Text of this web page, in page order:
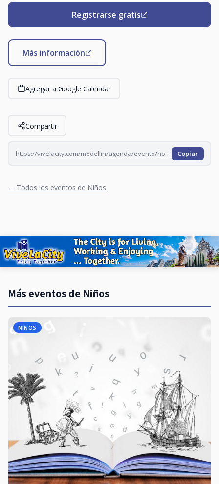
Registrarse gratis
Más información
Agregar a Google Calendar
Compartir
https://vivelacity.com/medellin/agenda/evento/hora-del-cuento-en-el-claustro-2026-07-27 Copiar
← Todos los eventos de Niños
Más eventos de Niños
NIÑOS